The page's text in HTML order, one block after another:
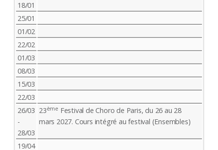
18/01
25/01
01/02
22/02
01/03
08/03
15/03
22/03
26/03
-
28/03
23ème Festival de Choro de Paris, du 26 au 28
mars 2027. Cours intégré au festival (Ensembles)
19/04